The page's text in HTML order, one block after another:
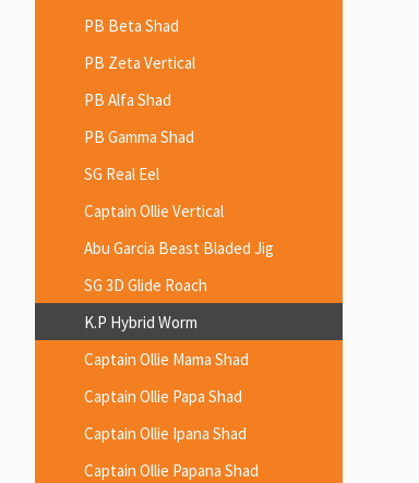
PB Beta Shad
PB Zeta Vertical
PB Alfa Shad
PB Gamma Shad
SG Real Eel
Captain Ollie Vertical
Abu Garcia Beast Bladed Jig
SG 3D Glide Roach
K.P Hybrid Worm
Captain Ollie Mama Shad
Captain Ollie Papa Shad
Captain Ollie Ipana Shad
Captain Ollie Papana Shad